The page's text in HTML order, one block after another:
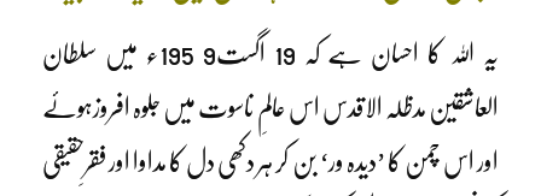
یہ اللہ کا احسان ہے کہ 19 اگست9 195ء میں سلطان
العاشقین مدظلہ الاقدس اس عالمِ ناسوت میں جلوہ افروزہوئے
اور اس چمن کا ’دیدہ ور‘ بن کر ہر دکھی دل کا مداوا اور فقرِحقیقی